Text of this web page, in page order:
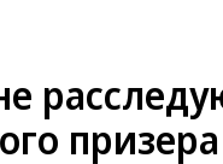
призера